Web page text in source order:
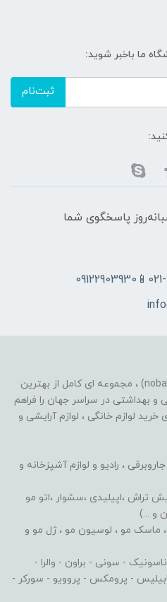
ما باخبر شوید:
ثبت‌نام
۲۴ ساعت شبانه‌روز پاسخگوی شما
فروشگاه اینترنتی نوبهار (nobahar.net) ، مجموعه ای کامل از بهترین
و بهداشتی در سراسر جهان را فراهم
خرید لوازم خانگی ، لوازم آرایشی و
، رادیو و لوازم آشپزخانه و
تراش ،اپیلیدی ،سشوار ،اتو مو
و ...)
ماسک مو ، لوسیون مو ، ژل مو و
- سونی - براون - والرا -
- پرومکس - پروویو - سورکر -